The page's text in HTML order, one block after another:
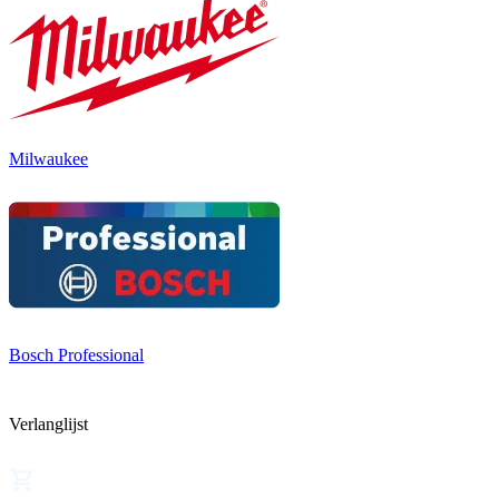
Milwaukee
Bosch Professional
Verlanglijst